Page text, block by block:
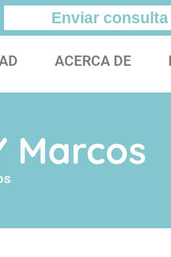
Enviar consulta
ACERCA DE
Marcos